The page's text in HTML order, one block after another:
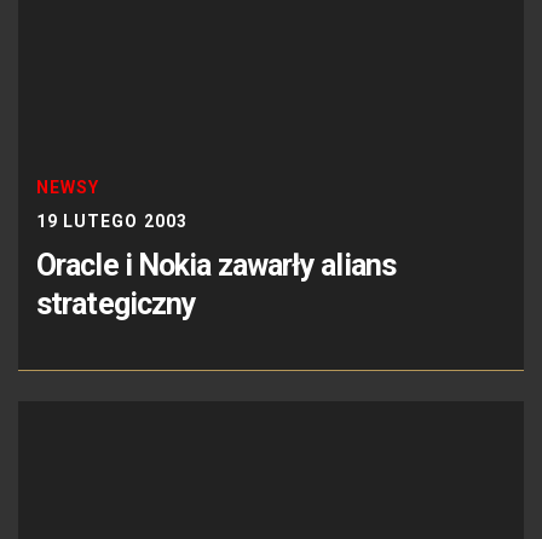
NEWSY
19 LUTEGO 2003
Oracle i Nokia zawarły alians
strategiczny